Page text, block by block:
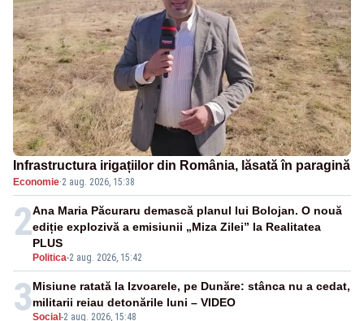
Infrastructura irigațiilor din România, lăsată în paragină
Economie·2 aug. 2026, 15:38
2
Politica-2 aug. 2026, 15:42
Ana Maria Păcuraru demască planul lui Bolojan. O nouă
ediție explozivă a emisiunii „Miza Zilei” la Realitatea
PLUS
3Social-2 aug. 2026, 15:48
Misiune ratată la Izvoarele, pe Dunăre: stânca nu a cedat,
militarii reiau detonările luni – VIDEO